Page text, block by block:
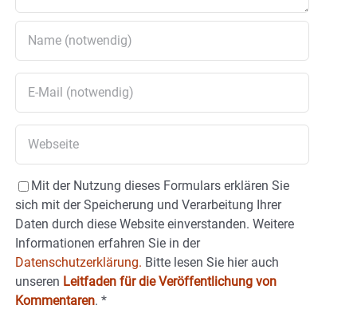
Mit der Nutzung dieses Formulars erklären Sie
sich mit der Speicherung und Verarbeitung Ihrer
Daten durch diese Website einverstanden. Weitere
Informationen erfahren Sie in der
Datenschutzerklärung. Bitte lesen Sie hier auch
unseren Leitfaden für die Veröffentlichung von
Kommentaren. *